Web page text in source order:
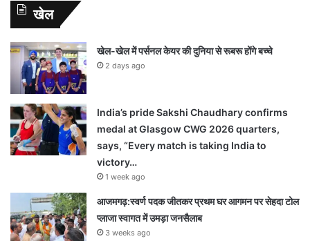
खेल
खेल-खेल में पर्सनल केयर की दुनिया से रूबरू होंगे बच्चे
2 days ago
India’s pride Sakshi Chaudhary confirms
medal at Glasgow CWG 2026 quarters,
says, “Every match is taking India to
victory…
1 week ago
आजमगढ़:स्वर्ण पदक जीतकर प्रथम घर आगमन पर सेहदा टोल
प्लाजा स्वागत में उमड़ा जनसैलाब
3 weeks ago